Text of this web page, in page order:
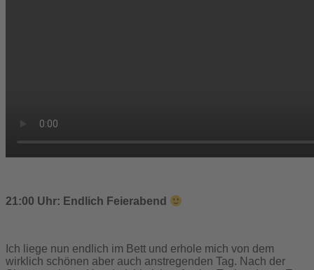
21:00 Uhr: Endlich Feierabend
Ich liege nun endlich im Bett und erhole mich von dem
wirklich schönen aber auch anstregenden Tag. Nach der